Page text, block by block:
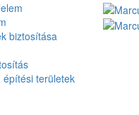
biztosítása
építési területek